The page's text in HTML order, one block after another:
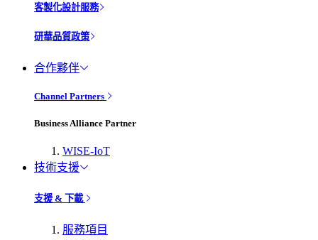
客製化設計服務
研華品質政策
合作夥伴
Channel Partners
Business Alliance Partner
WISE-IoT
技術支援
支援 & 下載
服務項目